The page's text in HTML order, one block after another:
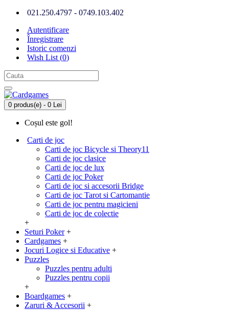
021.250.4797 - 0749.103.402
Autentificare
Înregistrare
Istoric comenzi
Wish List (0)
0 produs(e) - 0 Lei
Coșul este gol!
Carti de joc
Carti de joc Bicycle si Theory11
Carti de joc clasice
Carti de joc de lux
Carti de joc Poker
Carti de joc si accesorii Bridge
Carti de joc Tarot si Cartomantie
Carti de joc pentru magicieni
Carti de joc de colectie
+
Seturi Poker +
Cardgames +
Jocuri Logice si Educative +
Puzzles
Puzzles pentru adulti
Puzzles pentru copii
+
Boardgames +
Zaruri & Accesorii +